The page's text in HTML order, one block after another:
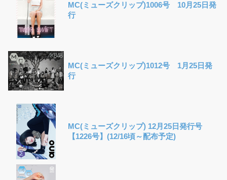
MC(ミューズクリップ)1006号 10月25日発
行
MC(ミューズクリップ)1012号 1月25日発
行
MC(ミューズクリップ) 12月25日発行号
【1226号】(12/16頃～配布予定)